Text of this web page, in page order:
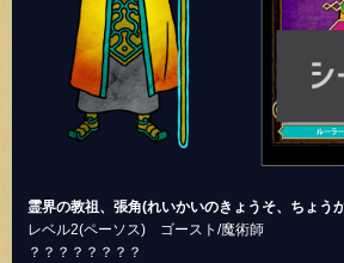
霊界の教祖、張角(れいかいのきょうそ、ちょう
レベル2(ペーソス) ゴースト/魔術師
？？？？？？？？